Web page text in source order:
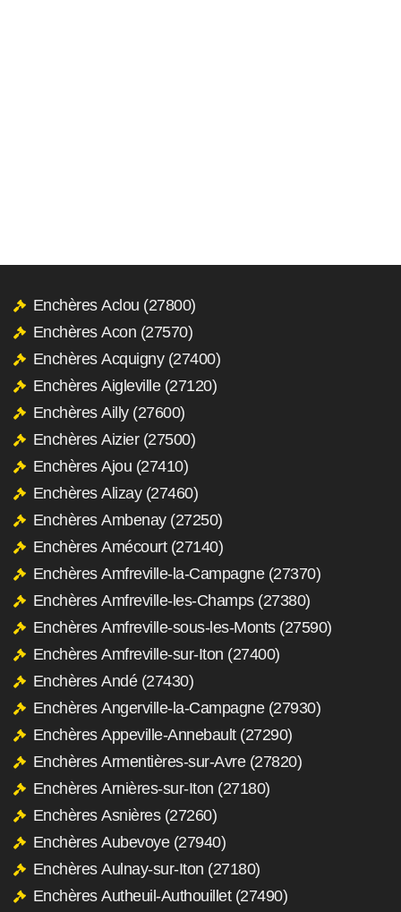
Enchères Aclou (27800)
Enchères Acon (27570)
Enchères Acquigny (27400)
Enchères Aigleville (27120)
Enchères Ailly (27600)
Enchères Aizier (27500)
Enchères Ajou (27410)
Enchères Alizay (27460)
Enchères Ambenay (27250)
Enchères Amécourt (27140)
Enchères Amfreville-la-Campagne (27370)
Enchères Amfreville-les-Champs (27380)
Enchères Amfreville-sous-les-Monts (27590)
Enchères Amfreville-sur-Iton (27400)
Enchères Andé (27430)
Enchères Angerville-la-Campagne (27930)
Enchères Appeville-Annebault (27290)
Enchères Armentières-sur-Avre (27820)
Enchères Arnières-sur-Iton (27180)
Enchères Asnières (27260)
Enchères Aubevoye (27940)
Enchères Aulnay-sur-Iton (27180)
Enchères Autheuil-Authouillet (27490)